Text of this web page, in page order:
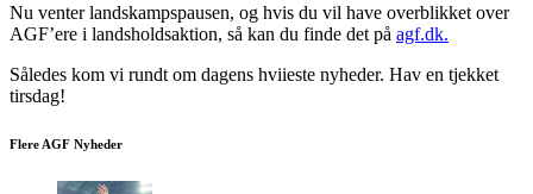
Nu venter landskampspausen, og hvis du vil have overblikket over
AGF’ere i landsholdsaktion, så kan du finde det på agf.dk.
Således kom vi rundt om dagens hviieste nyheder. Hav en tjekket
tirsdag!
Flere AGF Nyheder